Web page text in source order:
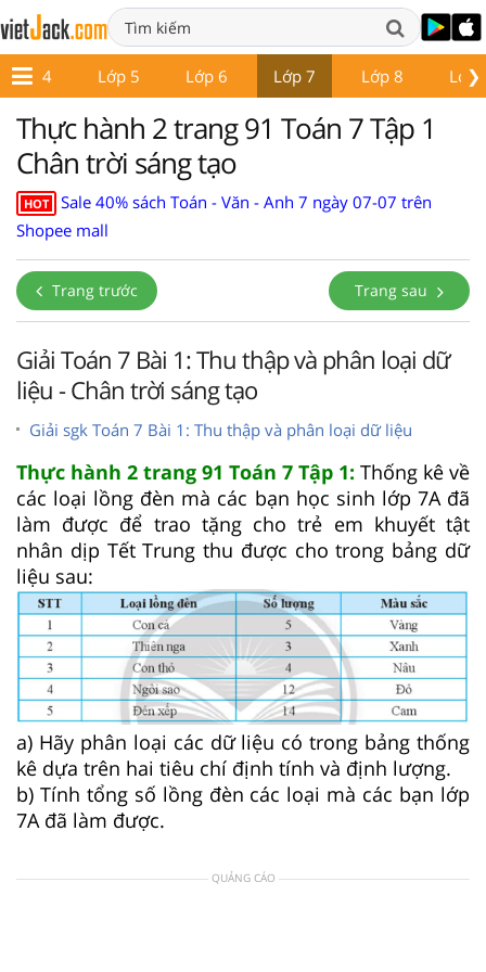
❯
Lớp 4 Lớp 5 Lớp 6 Lớp 7 Lớp 8 Lớp
Thực hành 2 trang 91 Toán 7 Tập 1
Chân trời sáng tạo
HOT
Sale 40% sách Toán - Văn - Anh 7 ngày 07-07 trên
Shopee mall
Trang trước Trang sau
Giải Toán 7 Bài 1: Thu thập và phân loại dữ
liệu - Chân trời sáng tạo
Giải sgk Toán 7 Bài 1: Thu thập và phân loại dữ liệu
Thực hành 2 trang 91 Toán 7 Tập 1: Thống kê về
các loại lồng đèn mà các bạn học sinh lớp 7A đã
làm được để trao tặng cho trẻ em khuyết tật
nhân dịp Tết Trung thu được cho trong bảng dữ
liệu sau:
a) Hãy phân loại các dữ liệu có trong bảng thống
kê dựa trên hai tiêu chí định tính và định lượng.
b) Tính tổng số lồng đèn các loại mà các bạn lớp
7A đã làm được.
QUẢNG CÁO